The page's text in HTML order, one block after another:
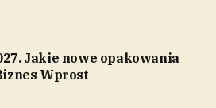
Jakie nowe opakowania
Wprost